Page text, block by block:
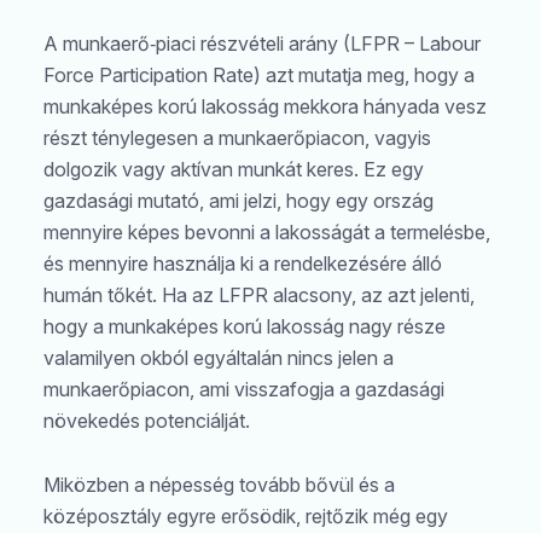
A munkaerő‑piaci részvételi arány (LFPR – Labour
Force Participation Rate) azt mutatja meg, hogy a
munkaképes korú lakosság mekkora hányada vesz
részt ténylegesen a munkaerőpiacon, vagyis
dolgozik vagy aktívan munkát keres. Ez egy
gazdasági mutató, ami jelzi, hogy egy ország
mennyire képes bevonni a lakosságát a termelésbe,
és mennyire használja ki a rendelkezésére álló
humán tőkét. Ha az LFPR alacsony, az azt jelenti,
hogy a munkaképes korú lakosság nagy része
valamilyen okból egyáltalán nincs jelen a
munkaerőpiacon, ami visszafogja a gazdasági
növekedés potenciálját.
Miközben a népesség tovább bővül és a
középosztály egyre erősödik, rejtőzik még egy